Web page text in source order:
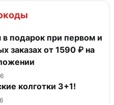
подарок при первом и
заказах от 1590 ₽ на
колготки 3+1!